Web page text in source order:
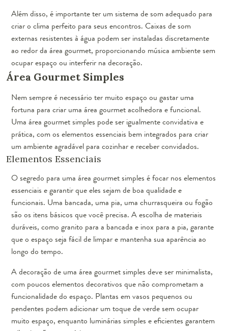
Além disso, é importante ter um sistema de som adequado para
criar o clima perfeito para seus encontros. Caixas de som
externas resistentes à água podem ser instaladas discretamente
ao redor da área gourmet, proporcionando música ambiente sem
ocupar espaço ou interferir na decoração.
Área Gourmet Simples
Nem sempre é necessário ter muito espaço ou gastar uma
fortuna para criar uma área gourmet acolhedora e funcional.
Uma área gourmet simples pode ser igualmente convidativa e
prática, com os elementos essenciais bem integrados para criar
um ambiente agradável para cozinhar e receber convidados.
Elementos Essenciais
O segredo para uma área gourmet simples é focar nos elementos
essenciais e garantir que eles sejam de boa qualidade e
funcionais. Uma bancada, uma pia, uma churrasqueira ou fogão
são os itens básicos que você precisa. A escolha de materiais
duráveis, como granito para a bancada e inox para a pia, garante
que o espaço seja fácil de limpar e mantenha sua aparência ao
longo do tempo.
A decoração de uma área gourmet simples deve ser minimalista,
com poucos elementos decorativos que não comprometam a
funcionalidade do espaço. Plantas em vasos pequenos ou
pendentes podem adicionar um toque de verde sem ocupar
muito espaço, enquanto luminárias simples e eficientes garantem